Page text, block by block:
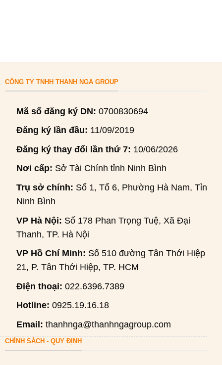
CÔNG TY TNHH THANH NGA GROUP
Mã số đăng ký DN: 0700830694
Đăng ký lần đầu: 11/09/2019
Đăng ký thay đổi lần thứ 7: 10/06/2026
Nơi cấp: Sở Tài Chính tỉnh Ninh Bình
Trụ sở chính: Số 1, Tổ 6, Phường Hà Nam, Tỉnh
Ninh Bình
VP Hà Nội: Số 178 Phan Trọng Tuệ, Xã Đại
Thanh, TP. Hà Nội
VP Hồ Chí Minh: Số 510 đường Tân Thới Hiệp
21, P. Tân Thới Hiệp, TP. HCM
Điện thoại: 022.6396.7389
Hotline: 0925.19.16.18
Email: thanhnga@thanhngagroup.com
CHÍNH SÁCH - QUY ĐỊNH